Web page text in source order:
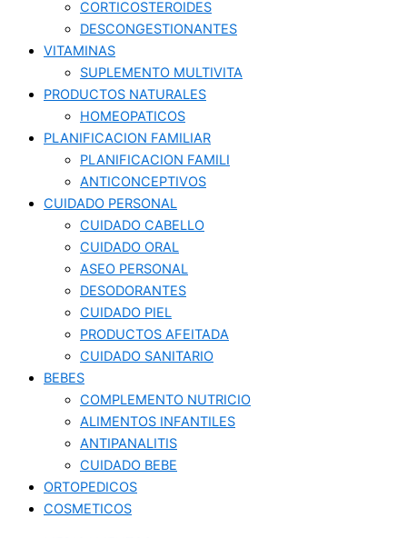
CORTICOSTEROIDES
DESCONGESTIONANTES
VITAMINAS
SUPLEMENTO MULTIVITA
PRODUCTOS NATURALES
HOMEOPATICOS
PLANIFICACION FAMILIAR
PLANIFICACION FAMILI
ANTICONCEPTIVOS
CUIDADO PERSONAL
CUIDADO CABELLO
CUIDADO ORAL
ASEO PERSONAL
DESODORANTES
CUIDADO PIEL
PRODUCTOS AFEITADA
CUIDADO SANITARIO
BEBES
COMPLEMENTO NUTRICIO
ALIMENTOS INFANTILES
ANTIPANALITIS
CUIDADO BEBE
ORTOPEDICOS
COSMETICOS